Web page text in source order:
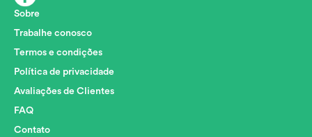
Sobre
Trabalhe conosco
Termos e condições
Política de privacidade
Avaliações de Clientes
FAQ
Contato